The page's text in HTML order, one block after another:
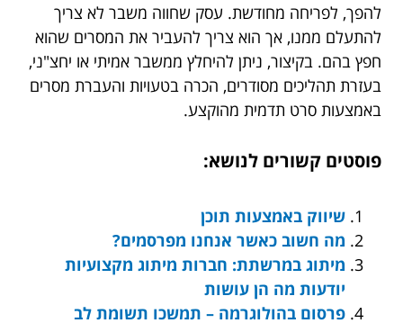
להפך, לפריחה מחודשת. עסק שחווה משבר לא צריך
להתעלם ממנו, אך הוא צריך להעביר את המסרים שהוא
חפץ בהם. בקיצור, ניתן להיחלץ ממשבר אמיתי או יחצ"ני,
בעזרת תהליכים מסודרים, הכרה בטעויות והעברת מסרים
באמצעות סרט תדמית מהוקצע.
פוסטים קשורים לנושא:
שיווק באמצעות תוכן
מה חשוב כאשר אנחנו מפרסמים?
מיתוג במרשתת: חברות מיתוג מקצועיות
יודעות מה הן עושות
פרסום בהולוגרמה – תמשכו תשומת לב